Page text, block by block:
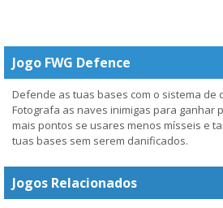
Jogo FWG Defence
Defende as tuas bases com o sistema de
Fotografa as naves inimigas para ganhar
mais pontos se usares menos mísseis e
tuas bases sem serem danificados.
Jogos Relacionados